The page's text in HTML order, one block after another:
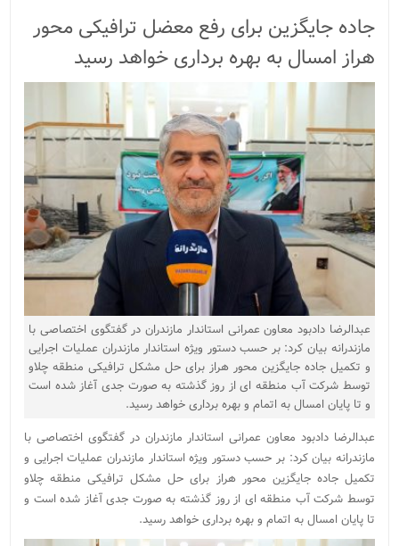
جاده جایگزین برای رفع معضل ترافیکی محور
هراز امسال به بهره برداری خواهد رسید
عبدالرضا دادبود معاون عمرانی استاندار مازندران در گفتگوی اختصاصی با
مازندرانه بیان کرد: بر حسب دستور ویژه استاندار مازندران عملیات اجرایی
و تکمیل جاده جایگزین محور هراز برای حل مشکل ترافیکی منطقه چلاو
توسط شرکت آب منطقه ای از روز گذشته به صورت جدی آغاز شده است
و تا پایان امسال به اتمام و بهره برداری خواهد رسید.
عبدالرضا دادبود معاون عمرانی استاندار مازندران در گفتگوی اختصاصی با
مازندرانه بیان کرد: بر حسب دستور ویژه استاندار مازندران عملیات اجرایی و
تکمیل جاده جایگزین محور هراز برای حل مشکل ترافیکی منطقه چلاو
توسط شرکت آب منطقه ای از روز گذشته به صورت جدی آغاز شده است و
تا پایان امسال به اتمام و بهره برداری خواهد رسید.